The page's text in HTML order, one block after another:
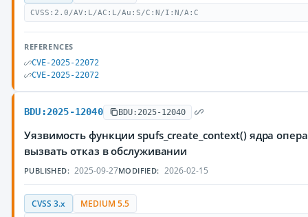
CVSS:2.0/AV:L/AC:L/Au:S/C:N/I:N/A:C
REFERENCES
CVE-2025-22072
CVE-2025-22072
BDU:2025-12040 BDU:2025-12040
Уязвимость функции spufs_create_context() ядра
вызвать отказ в обслуживании
PUBLISHED: 2025-09-27MODIFIED: 2026-02-15
CVSS 3.x MEDIUM 5.5